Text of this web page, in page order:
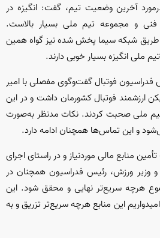
آخرین وضعیت تیم، گفت: انگیزه در
فنی و مجموعه تیم ملی بسیار بالاست.
طریق شبکه سیما پخش شده نیز گواه همین
انگیزه بسیار خوبی دارند.
فدراسیون فوتبال گفت‌وگوی مفصلی با امیر
ارزشمند فوتبال کشورمان داشت و در این
ملی صحبت کردند. نکات مدنظر به‌صورت
و این تماس‌ها همچنان ادامه دارد.
منابع مالی موردنیاز و در راستای اجرای
وزیر ورزش، رئیس فدراسیون همچنان در
هرچه سریع‌تر نهایی و محقق شود. این
این منابع هرچه سریع‌تر تزریق و به